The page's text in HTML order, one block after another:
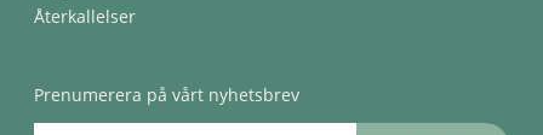
Återkallelser
Prenumerera på vårt nyhetsbrev